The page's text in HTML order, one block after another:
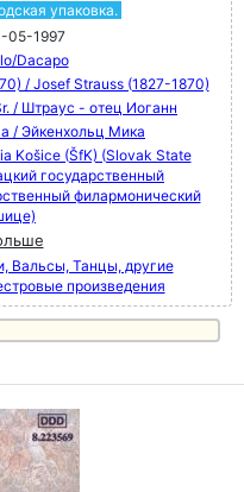
упаковка.
05-1997
Dacapo
/ Josef Strauss (1827-1870)
/ Штраус - отец Иоганн
/ Эйкенхольц Мика
Košice (ŠfK) (Slovak State
государственный
филармонический
Вальсы, Танцы, другие
произведения